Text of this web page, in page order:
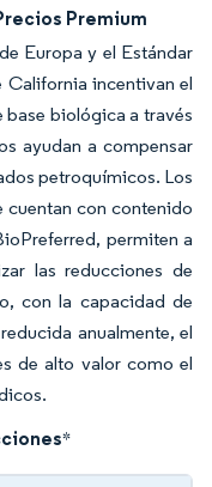
Premium
Europa y el Estándar
incentivan el
biológica a través
ayudan a compensar
petroquímicos. Los
cuentan con contenido
permiten a
las reducciones de
con la capacidad de
anualmente, el
de alto valor como el
*